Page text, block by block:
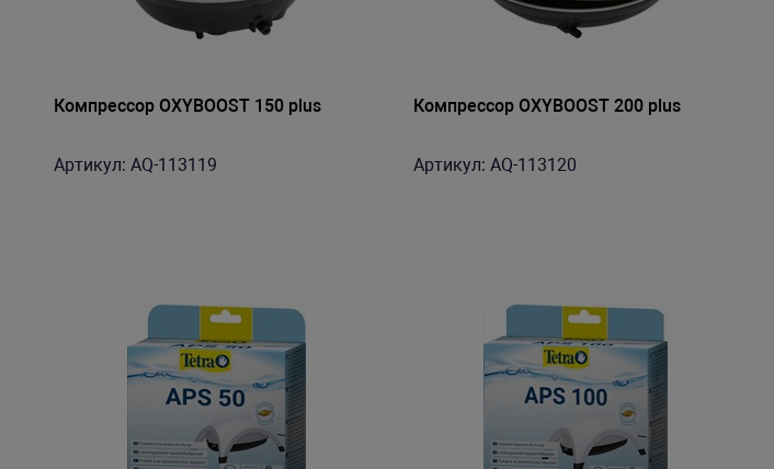
Компрессор OXYBOOST 150 plus
Артикул: AQ-113119
Компрессор OXYBOOST 200 plus
Артикул: AQ-113120